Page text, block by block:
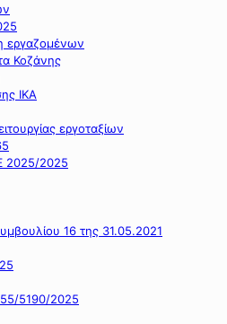
εργαζομένων
Κοζάνης
ΙΚΑ
εργοταξίων
2025/2025
16 της 31.05.2021
5190/2025